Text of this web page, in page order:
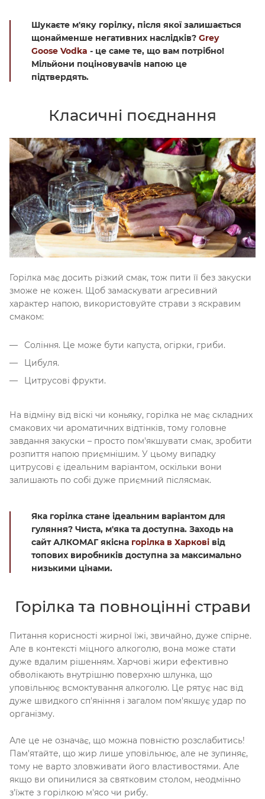
Шукаєте м'яку горілку, після якої залишається
щонайменше негативних наслідків? Grey
Goose Vodka - це саме те, що вам потрібно!
Мільйони поціновувачів напою це
підтвердять.
Класичні поєднання
Горілка має досить різкий смак, тож пити її без закуски
зможе не кожен. Щоб замаскувати агресивний
характер напою, використовуйте страви з яскравим
смаком:
Соління. Це може бути капуста, огірки, гриби.
Цибуля.
Цитрусові фрукти.
На відміну від віскі чи коньяку, горілка не має складних
смакових чи ароматичних відтінків, тому головне
завдання закуски – просто пом'якшувати смак, зробити
розпиття напою приємнішим. У цьому випадку
цитрусові є ідеальним варіантом, оскільки вони
залишають по собі дуже приємний післясмак.
Яка горілка стане ідеальним варіантом для
гуляння? Чиста, м'яка та доступна. Заходь на
сайт АЛКОМАГ якісна горілка в Харкові від
топових виробників доступна за максимально
низькими цінами.
Горілка та повноцінні страви
Питання корисності жирної їжі, звичайно, дуже спірне.
Але в контексті міцного алкоголю, вона може стати
дуже вдалим рішенням. Харчові жири ефективно
обволікають внутрішню поверхню шлунка, що
уповільнює всмоктування алкоголю. Це рятує нас від
дуже швидкого сп'яніння і загалом пом'якшує удар по
організму.
Але це не означає, що можна повністю розслабитись!
Пам'ятайте, що жир лише уповільнює, але не зупиняє,
тому не варто зловживати його властивостями. Але
якщо ви опинилися за святковим столом, неодмінно
з'їжте з горілкою м'ясо чи рибу.